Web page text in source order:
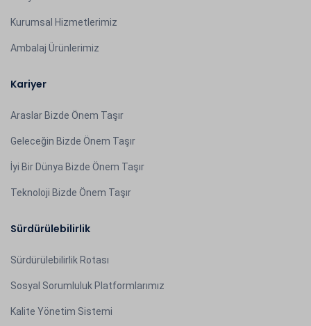
Kurumsal Hizmetlerimiz
Ambalaj Ürünlerimiz
Kariyer
Araslar Bizde Önem Taşır
Geleceğin Bizde Önem Taşır
İyi Bir Dünya Bizde Önem Taşır
Teknoloji Bizde Önem Taşır
Sürdürülebilirlik
Sürdürülebilirlik Rotası
Sosyal Sorumluluk Platformlarımız
Kalite Yönetim Sistemi